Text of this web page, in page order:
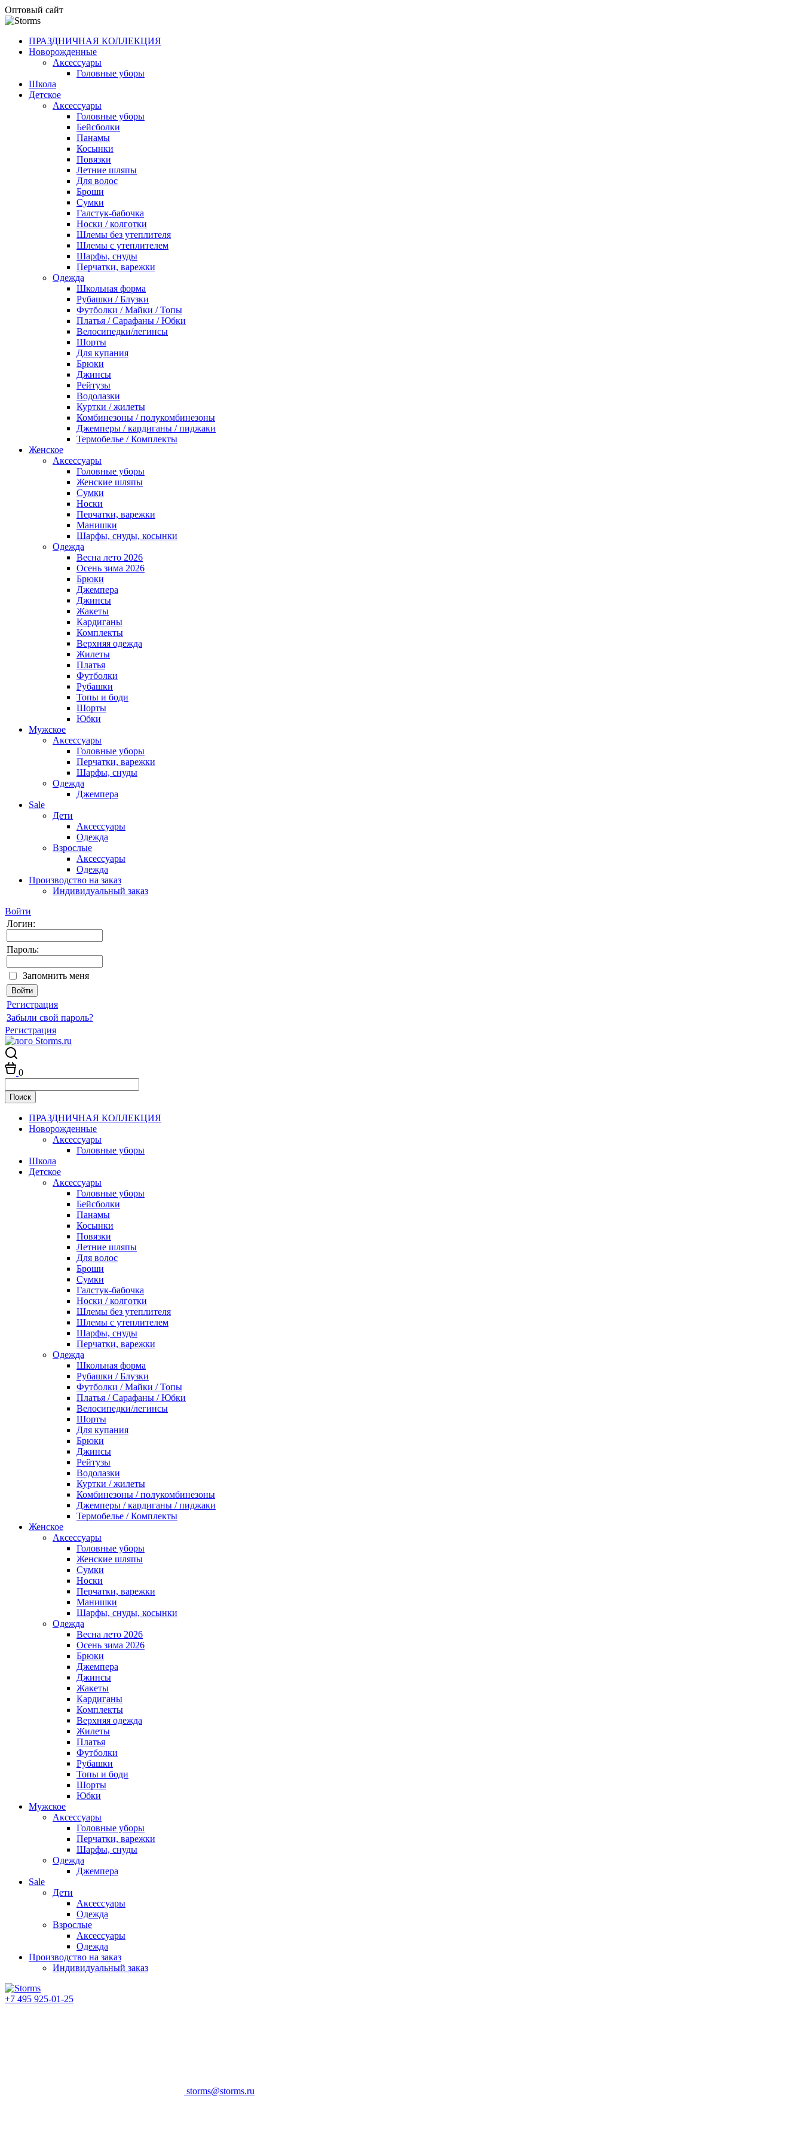
Оптовый сайт
ПРАЗДНИЧНАЯ КОЛЛЕКЦИЯ
Новорожденные
Аксессуары
Головные уборы
Школа
Детское
Аксессуары
Головные уборы
Бейсболки
Панамы
Косынки
Повязки
Летние шляпы
Для волос
Броши
Сумки
Галстук-бабочка
Носки / колготки
Шлемы без утеплителя
Шлемы с утеплителем
Шарфы, снуды
Перчатки, варежки
Одежда
Школьная форма
Рубашки / Блузки
Футболки / Майки / Топы
Платья / Сарафаны / Юбки
Велосипедки/легинсы
Шорты
Для купания
Брюки
Джинсы
Рейтузы
Водолазки
Куртки / жилеты
Комбинезоны / полукомбинезоны
Джемперы / кардиганы / пиджаки
Термобелье / Комплекты
Женское
Аксессуары
Головные уборы
Женские шляпы
Сумки
Носки
Перчатки, варежки
Манишки
Шарфы, снуды, косынки
Одежда
Весна лето 2026
Осень зима 2026
Брюки
Джемпера
Джинсы
Жакеты
Кардиганы
Комплекты
Верхняя одежда
Жилеты
Платья
Футболки
Рубашки
Топы и боди
Шорты
Юбки
Мужское
Аксессуары
Головные уборы
Перчатки, варежки
Шарфы, снуды
Одежда
Джемпера
Sale
Дети
Аксессуары
Одежда
Взрослые
Аксессуары
Одежда
Производство на заказ
Индивидуальный заказ
Войти
Логин:
Пароль:
Запомнить меня
Регистрация
Забыли свой пароль?
Регистрация
0
ПРАЗДНИЧНАЯ КОЛЛЕКЦИЯ
Новорожденные
Аксессуары
Головные уборы
Школа
Детское
Аксессуары
Головные уборы
Бейсболки
Панамы
Косынки
Повязки
Летние шляпы
Для волос
Броши
Сумки
Галстук-бабочка
Носки / колготки
Шлемы без утеплителя
Шлемы с утеплителем
Шарфы, снуды
Перчатки, варежки
Одежда
Школьная форма
Рубашки / Блузки
Футболки / Майки / Топы
Платья / Сарафаны / Юбки
Велосипедки/легинсы
Шорты
Для купания
Брюки
Джинсы
Рейтузы
Водолазки
Куртки / жилеты
Комбинезоны / полукомбинезоны
Джемперы / кардиганы / пиджаки
Термобелье / Комплекты
Женское
Аксессуары
Головные уборы
Женские шляпы
Сумки
Носки
Перчатки, варежки
Манишки
Шарфы, снуды, косынки
Одежда
Весна лето 2026
Осень зима 2026
Брюки
Джемпера
Джинсы
Жакеты
Кардиганы
Комплекты
Верхняя одежда
Жилеты
Платья
Футболки
Рубашки
Топы и боди
Шорты
Юбки
Мужское
Аксессуары
Головные уборы
Перчатки, варежки
Шарфы, снуды
Одежда
Джемпера
Sale
Дети
Аксессуары
Одежда
Взрослые
Аксессуары
Одежда
Производство на заказ
Индивидуальный заказ
+7 495 925-01-25
storms@storms.ru